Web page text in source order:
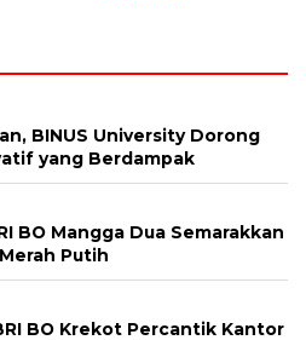
BINUS University Dorong
yang Berdampak
BO Mangga Dua Semarakkan
Putih
BO Krekot Percantik Kantor